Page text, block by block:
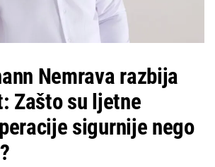
Nemrava razbija
Zašto su ljetne
sigurnije nego